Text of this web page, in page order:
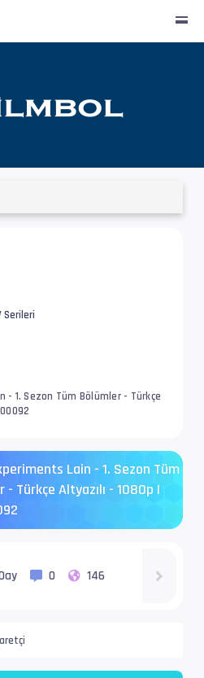
Serileri
- 1. Sezon Tüm Bölümler - Türkçe
Lain - 1. Sezon Tüm
- Türkçe Altyazılı - 1080p |
0 146